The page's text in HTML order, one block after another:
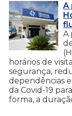
A
A
horários de
segurança,
dependências e
da Covid-19
forma, a